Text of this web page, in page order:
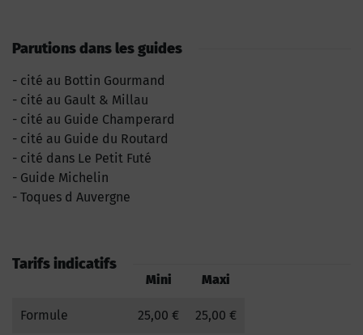
Parutions dans les guides
cité au Bottin Gourmand
cité au Gault & Millau
cité au Guide Champerard
cité au Guide du Routard
cité dans Le Petit Futé
Guide Michelin
Toques d Auvergne
Tarifs indicatifs
Mini Maxi
Formule 25,00 € 25,00 €